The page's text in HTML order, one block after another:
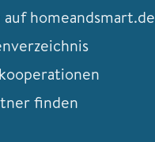
homeandsmart.de
finden